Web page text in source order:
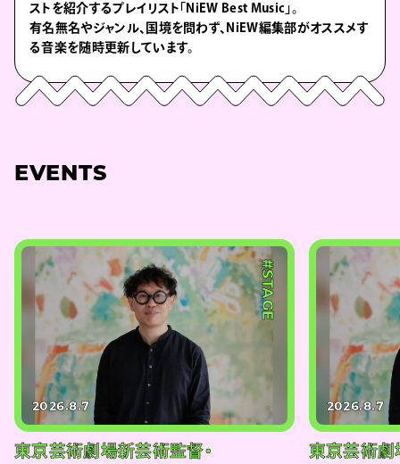
ストを紹介するプレイリスト「NiEW Best Music」。
有名無名やジャンル、国境を問わず、NiEW編集部がオススメす
る音楽を随時更新しています。
EVENTS
#STAGE
2026.8.7
東京芸術劇場新芸術監督・
2026.8.7
東京芸術劇